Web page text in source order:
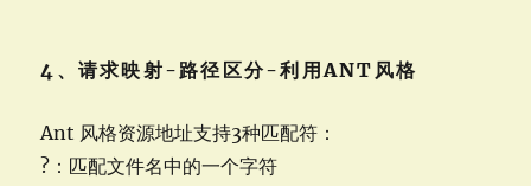
4、请求映射-路径区分-利用ANT风格
Ant 风格资源地址支持3种匹配符：
?：匹配文件名中的一个字符